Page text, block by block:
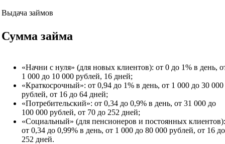
Выдача займов
Сумма займа
«Начни с нуля» (для новых клиентов): от 0 до 1% в день,
1 000 до 10 000 рублей, 16 дней;
«Краткосрочный»: от 0,94 до 1% в день, от 1 000 до 30 000
рублей, от 16 до 64 дней;
«Потребительский»: от 0,34 до 0,9% в день, от 31 000 до
100 000 рублей, от 70 до 252 дней;
«Социальный» (для пенсионеров и постоянных клиентов):
от 0,34 до 0,99% в день, от 1 000 до 80 000 рублей, от 16 до
252 дней.